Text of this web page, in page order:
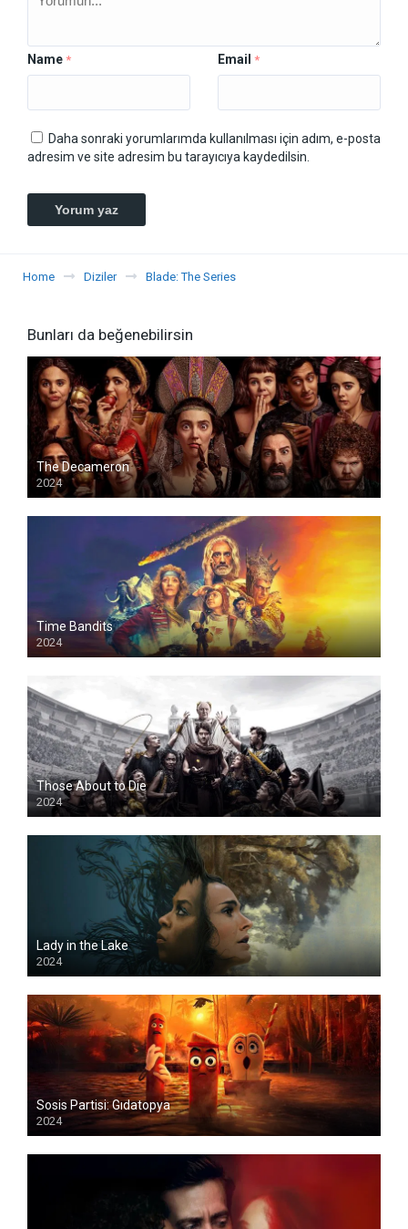
Name * Email *
Daha sonraki yorumlarımda kullanılması için adım, e-posta
adresim ve site adresim bu tarayıcıya kaydedilsin.
Home Diziler Blade: The Series
Bunları da beğenebilirsin
The Decameron
2024
Time Bandits
2024
Those About to Die
2024
Lady in the Lake
2024
Sosis Partisi: Gıdatopya
2024